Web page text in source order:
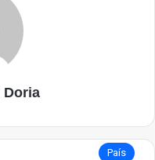
Doria
País